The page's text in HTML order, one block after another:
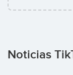
Noticias